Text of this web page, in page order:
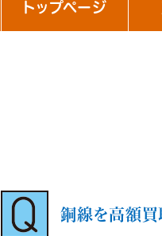
トップページ
銅線を高額買